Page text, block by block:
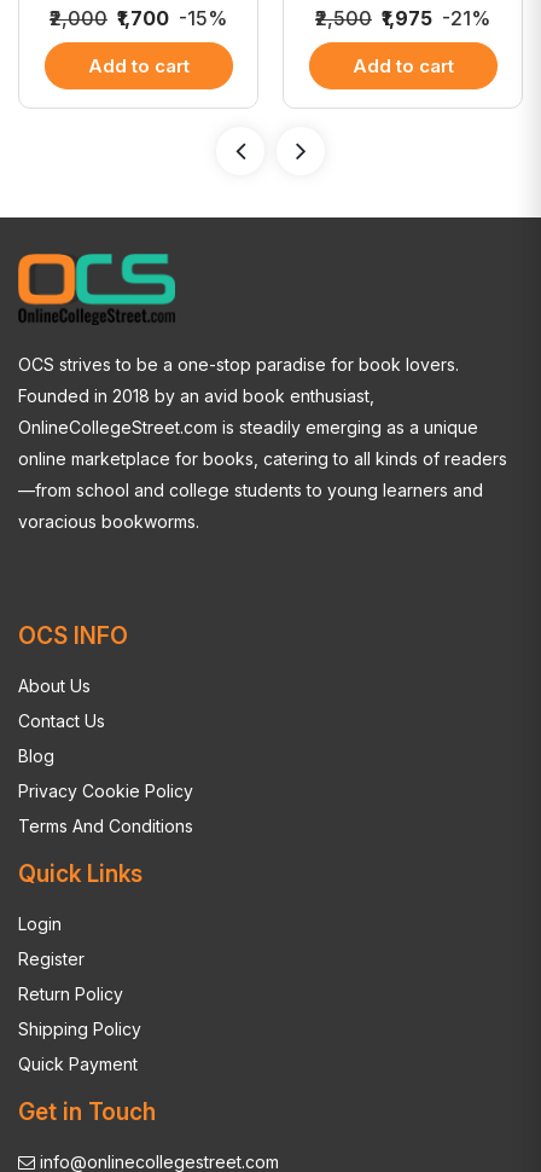
₹2,000 ₹1,700 -15%
Add to cart
₹2,500 ₹1,975 -21%
Add to cart
OCS strives to be a one-stop paradise for book lovers.
Founded in 2018 by an avid book enthusiast,
OnlineCollegeStreet.com is steadily emerging as a unique
online marketplace for books, catering to all kinds of readers
—from school and college students to young learners and
voracious bookworms.
OCS INFO
About Us
Contact Us
Blog
Privacy Cookie Policy
Terms And Conditions
Quick Links
Login
Register
Return Policy
Shipping Policy
Quick Payment
Get in Touch
info@onlinecollegestreet.com